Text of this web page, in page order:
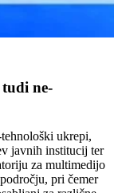
ne-
ukrepi,
javnih institucij ter
za multimedijo
pri čemer